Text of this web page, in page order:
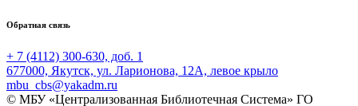
Обратная связь
+ 7 (4112) 300-630, доб. 1
677000, Якутск, ул. Ларионова, 12А, левое крыло
mbu_cbs@yakadm.ru
© МБУ «Централизованная Библиотечная Система» ГО